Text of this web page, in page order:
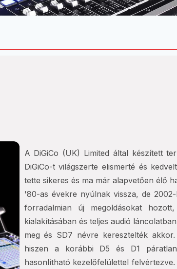
A DiGiCo (UK) Limited által készített
DiGiCo-t világszerte elismerté és
tette sikeres és ma már alapvetően élő
'80-as évekre nyúlnak vissza, de
forradalmian új megoldásokat
kialakításában és teljes audió
meg és SD7 névre keresztelték
hiszen a korábbi D5 és D1
hasonlítható kezelőfelülettel